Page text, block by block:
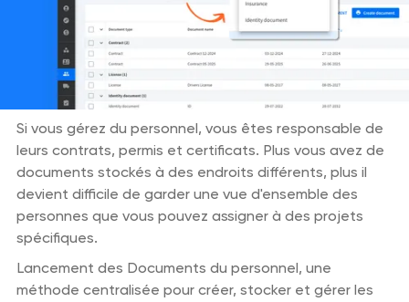
Si vous gérez du personnel, vous êtes responsable de
leurs contrats, permis et certificats. Plus vous avez de
documents stockés à des endroits différents, plus il
devient difficile de garder une vue d'ensemble des
personnes que vous pouvez assigner à des projets
spécifiques.
Lancement des Documents du personnel, une
méthode centralisée pour créer, stocker et gérer les